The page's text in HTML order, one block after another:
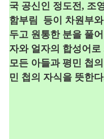
국 공신인 정도전, 조
함부림 등이 차원부
두고 원통한 분을 풀
자와 얼자의 합성어
모든 아들과 평민 첩
민 첩의 자식을 뜻한